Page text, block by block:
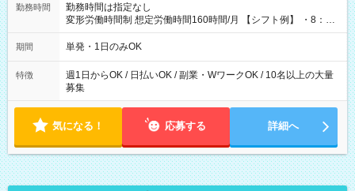
勤務時間
勤務時間は指定なし
変形労働時間制 想定労働時間160時間/月 【シフト例】 ・8：00
～21：00
期間 単発・1日のみOK
特徴
週1日からOK / 日払いOK / 副業・WワークOK / 10名以上の大量
募集
気になる！ 応募する 詳細へ